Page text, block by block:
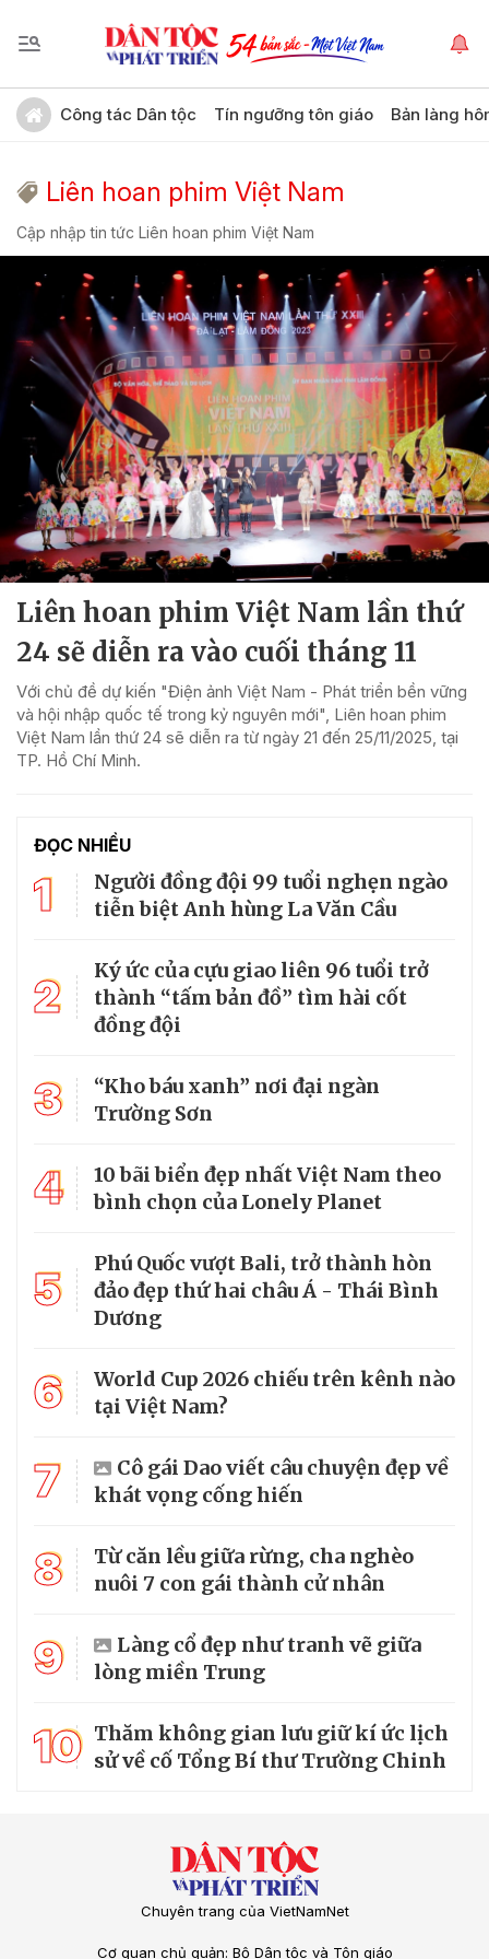
Công tác Dân tộc Tín ngưỡng tôn giáo Bản làng
Liên hoan phim Việt Nam
Cập nhập tin tức Liên hoan phim Việt Nam
Liên hoan phim Việt Nam lần thứ
24 sẽ diễn ra vào cuối tháng 11
Với chủ đề dự kiến "Điện ảnh Việt Nam - Phát triển bền vững
và hội nhập quốc tế trong kỷ nguyên mới", Liên hoan phim
Việt Nam lần thứ 24 sẽ diễn ra từ ngày 21 đến 25/11/2025, tại
TP. Hồ Chí Minh.
ĐỌC NHIỀU
1
Người đồng đội 99 tuổi nghẹn ngào
tiễn biệt Anh hùng La Văn Cầu
2
Ký ức của cựu giao liên 96 tuổi trở
thành “tấm bản đồ” tìm hài cốt
đồng đội
3
“Kho báu xanh” nơi đại ngàn
Trường Sơn
4
10 bãi biển đẹp nhất Việt Nam theo
bình chọn của Lonely Planet
5
Phú Quốc vượt Bali, trở thành hòn
đảo đẹp thứ hai châu Á - Thái Bình
Dương
6
World Cup 2026 chiếu trên kênh nào
tại Việt Nam?
7
Cô gái Dao viết câu chuyện đẹp về
khát vọng cống hiến
8
Từ căn lều giữa rừng, cha nghèo
nuôi 7 con gái thành cử nhân
9
Làng cổ đẹp như tranh vẽ giữa
lòng miền Trung
10 Thăm không gian lưu giữ kí ức lịch
sử về cố Tổng Bí thư Trường Chinh
Chuyên trang của VietNamNet
Cơ quan chủ quản: Bộ Dân tộc và Tôn giáo